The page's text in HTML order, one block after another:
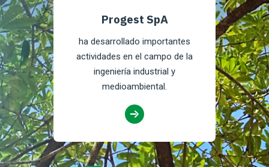
Progest SpA
ha desarrollado importantes
actividades en el campo de la
ingeniería industrial y
medioambiental.